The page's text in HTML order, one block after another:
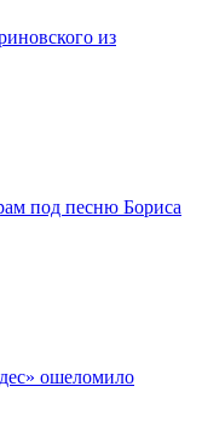
из
под песню Бориса
ошеломило